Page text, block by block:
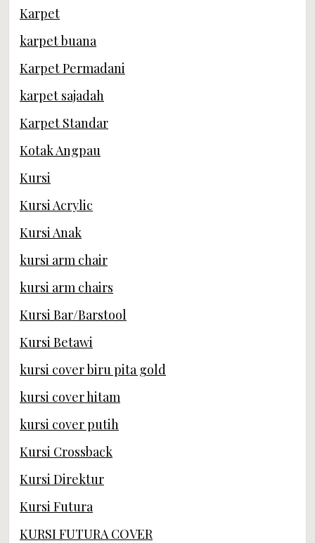
Karpet
karpet buana
Karpet Permadani
karpet sajadah
Karpet Standar
Kotak Angpau
Kursi
Kursi Acrylic
Kursi Anak
kursi arm chair
kursi arm chairs
Kursi Bar/Barstool
Kursi Betawi
kursi cover biru pita gold
kursi cover hitam
kursi cover putih
Kursi Crossback
Kursi Direktur
Kursi Futura
KURSI FUTURA COVER